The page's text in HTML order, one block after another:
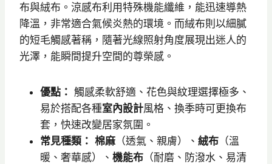
布與絨布。涼感布利用特殊機能纖維，能迅速導熱
降溫，非常適合氣候炎熱的環境。而絨布則以細膩
的短毛觸感著稱，隨著光線照射角度展現出迷人的
光澤，能瞬間提升空間的尊榮感。
優點： 觸感柔軟舒適、花色與紋理選擇極多、
易於搭配各種室內設計風格、換季時可更換布
套，快速改變居家氛圍。
常見種類： 棉麻 （透氣、親膚）、 絨布 （溫
暖、奢華感）、 機能布 （耐磨、防潑水、易清